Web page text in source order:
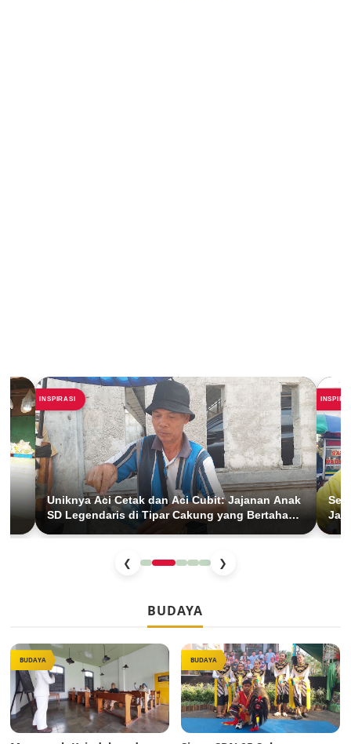
INSPIRASI
Uniknya Aci Cetak dan Aci Cubit: Jajanan Anak
SD Legendaris di Tipar Cakung yang Bertahan
❮ ❯
BUDAYA
BUDAYA BUDAYA